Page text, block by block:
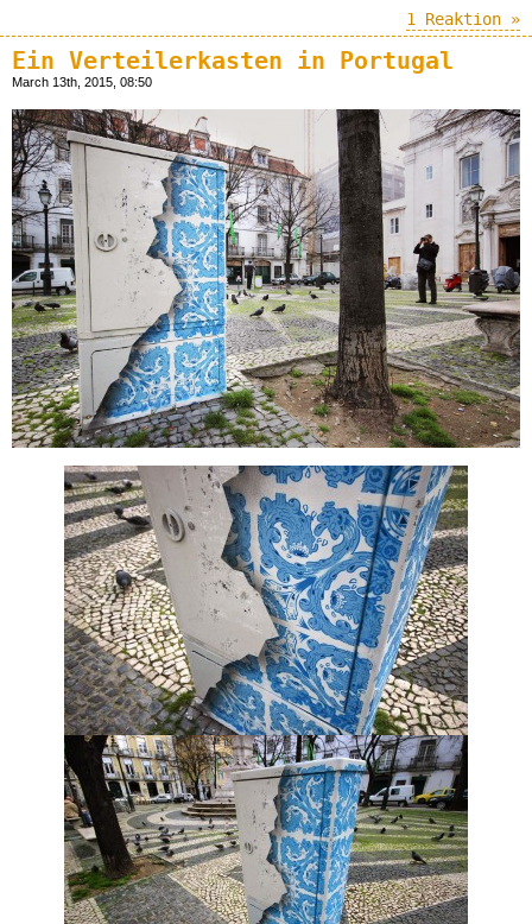
1 Reaktion »
Ein Verteilerkasten in Portugal
March 13th, 2015, 08:50